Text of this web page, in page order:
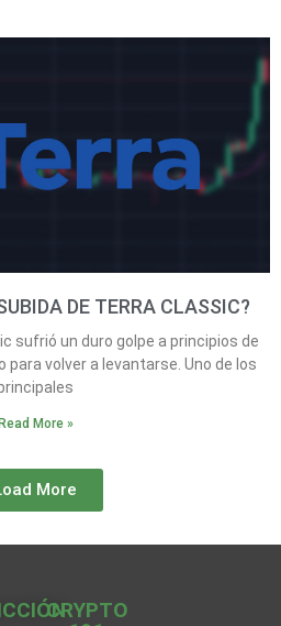
DE TERRA CLASSIC?
sufrió un duro golpe a principios de
para volver a levantarse. Uno de los
Read More »
More
CRYPTO